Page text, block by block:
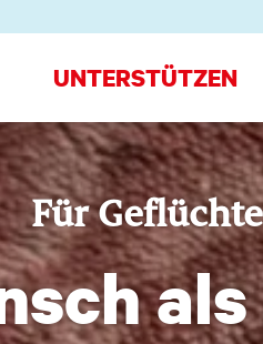
UNTERSTÜTZEN
Für